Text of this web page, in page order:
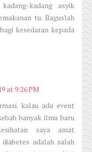
kadang asyik
tu. Baguslah
kesedaran kepada
at 9:26 PM
kalau ada event
banyak ilmu baru
saya amat
adalah salah